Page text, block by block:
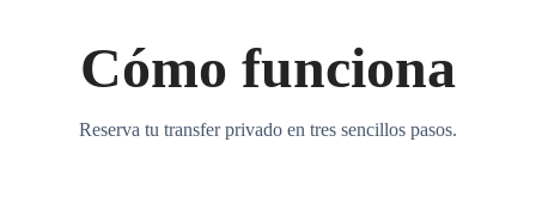
Cómo funciona
Reserva tu transfer privado en tres sencillos pasos.